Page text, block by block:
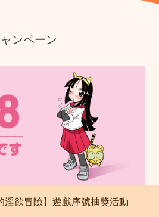
ンペーン
淫欲冒險】遊戲序號抽獎活動